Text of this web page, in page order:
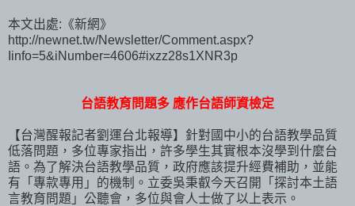
本文出處:《新網》
http://newnet.tw/Newsletter/Comment.aspx?
Iinfo=5&iNumber=4606#ixzz28s1XNR3p
台語教育問題多 應作台語師資檢定
【台灣醒報記者劉運台北報導】針對國中小的台語教學品質
低落問題，多位專家指出，許多學生其實根本沒學到什麼台
語。為了解決台語教學品質，政府應該提升經費補助，並能
有「專款專用」的機制。立委吳秉叡今天召開「探討本土語
言教育問題」公聽會，多位與會人士做了以上表示。